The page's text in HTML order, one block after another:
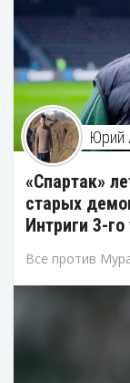
Юрий
«Спартак»
старых
Интриги 3-го
Все против